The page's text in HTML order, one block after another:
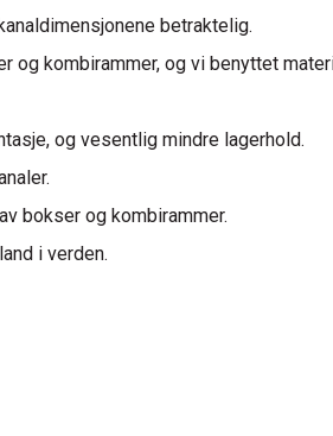
betraktelig.
og kombirammer, og vi benyttet
og vesentlig mindre lagerhold.
bokser og kombirammer.
i verden.